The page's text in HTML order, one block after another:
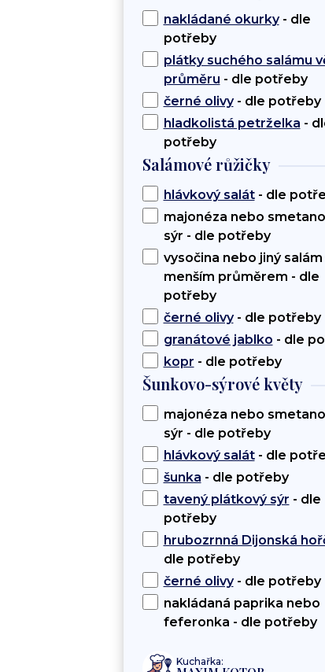
nakládané okurky- dle
potřeby
plátky suchého salámu
průměru - dle potřeby
černé olivy- dle potřeby
hladkolistá petrželka -
potřeby
Salámové růžičky
hlávkový salát- dle
majonéza nebo
sýr - dle potřeby
vysočina nebo jiný salám
menším průměrem - dle
potřeby
černé olivy- dle potřeby
granátové jablko - dle
kopr - dle potřeby
Šunkovo-sýrové květy
majonéza nebo
sýr - dle potřeby
hlávkový salát- dle
šunka - dle potřeby
tavený plátkový sýr - dle
potřeby
hrubozrnná Dijonská
dle potřeby
černé olivy- dle potřeby
nakládaná paprika nebo
feferonka - dle potřeby
Kuchařka: